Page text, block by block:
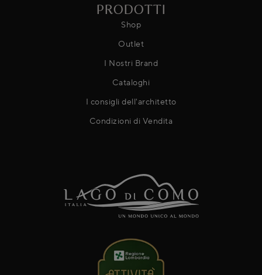
PRODOTTI
Shop
Outlet
I Nostri Brand
Cataloghi
I consigli dell'architetto
Condizioni di Vendita